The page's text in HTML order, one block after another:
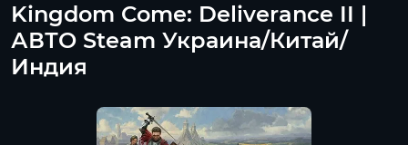
Kingdom Come: Deliverance II |
АВТО Steam Украина/Китай/
Индия